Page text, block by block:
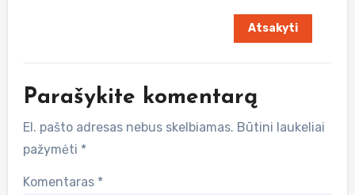
Atsakyti
Parašykite komentarą
El. pašto adresas nebus skelbiamas. Būtini laukeliai
pažymėti *
Komentaras *